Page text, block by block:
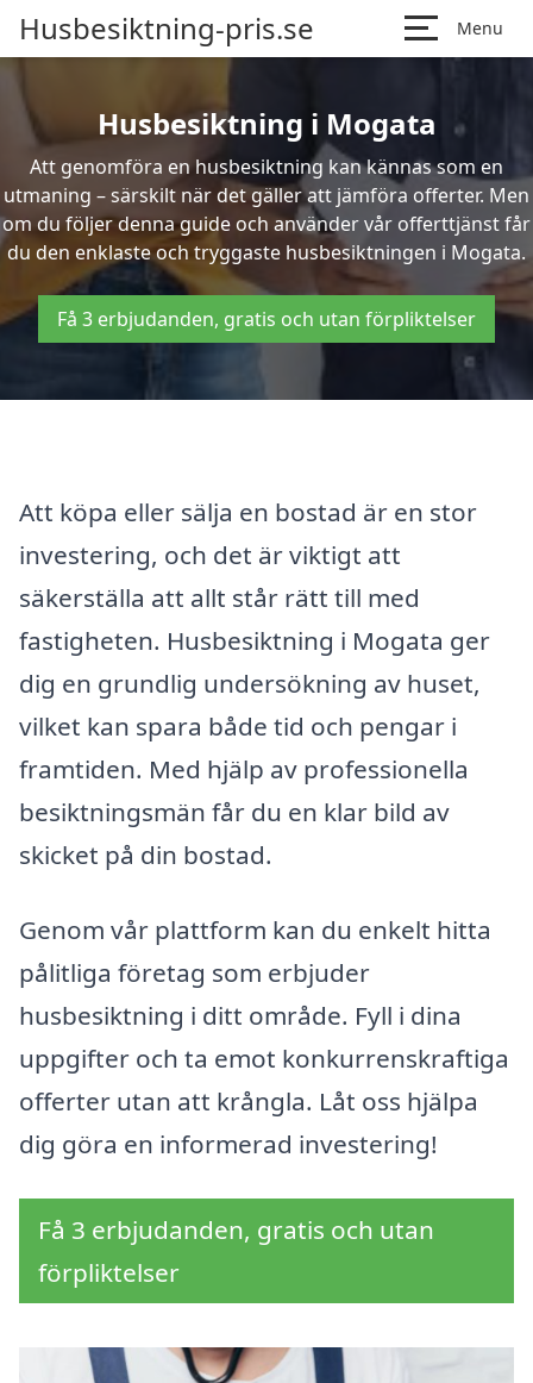
Husbesiktning-pris.se Menu
Husbesiktning i Mogata
Att genomföra en husbesiktning kan kännas som en
utmaning – särskilt när det gäller att jämföra offerter. Men
om du följer denna guide och använder vår offerttjänst får
du den enklaste och tryggaste husbesiktningen i Mogata.
Få 3 erbjudanden, gratis och utan förpliktelser
Att köpa eller sälja en bostad är en stor
investering, och det är viktigt att
säkerställa att allt står rätt till med
fastigheten. Husbesiktning i Mogata ger
dig en grundlig undersökning av huset,
vilket kan spara både tid och pengar i
framtiden. Med hjälp av professionella
besiktningsmän får du en klar bild av
skicket på din bostad.
Genom vår plattform kan du enkelt hitta
pålitliga företag som erbjuder
husbesiktning i ditt område. Fyll i dina
uppgifter och ta emot konkurrenskraftiga
offerter utan att krångla. Låt oss hjälpa
dig göra en informerad investering!
Få 3 erbjudanden, gratis och utan
förpliktelser